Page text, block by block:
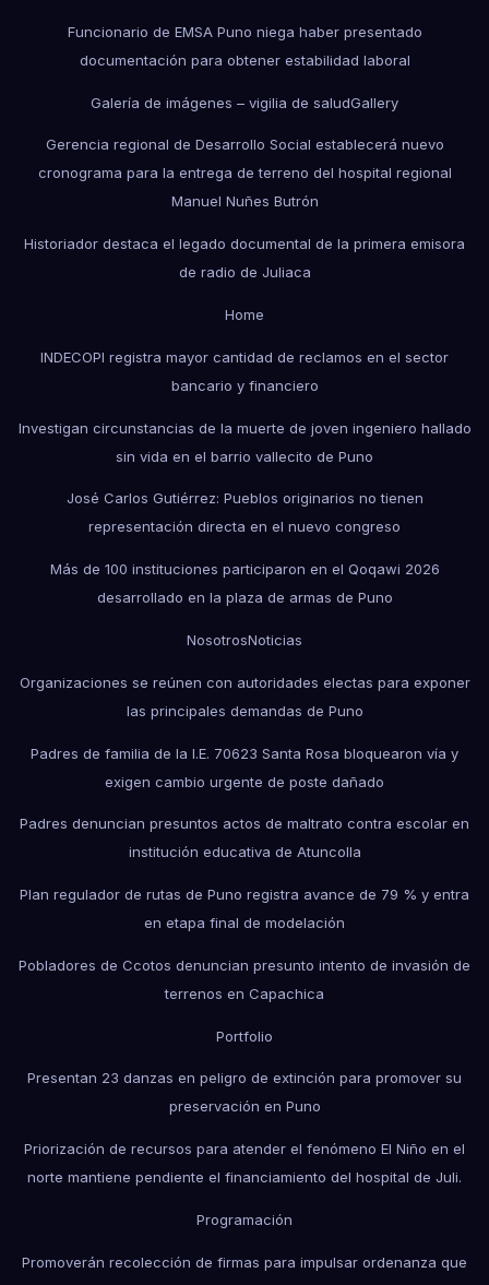
Funcionario de EMSA Puno niega haber presentado
documentación para obtener estabilidad laboral
Galería de imágenes – vigilia de saludGallery
Gerencia regional de Desarrollo Social establecerá nuevo
cronograma para la entrega de terreno del hospital regional
Manuel Nuñes Butrón
Historiador destaca el legado documental de la primera emisora
de radio de Juliaca
Home
INDECOPI registra mayor cantidad de reclamos en el sector
bancario y financiero
Investigan circunstancias de la muerte de joven ingeniero hallado
sin vida en el barrio vallecito de Puno
José Carlos Gutiérrez: Pueblos originarios no tienen
representación directa en el nuevo congreso
Más de 100 instituciones participaron en el Qoqawi 2026
desarrollado en la plaza de armas de Puno
NosotrosNoticias
Organizaciones se reúnen con autoridades electas para exponer
las principales demandas de Puno
Padres de familia de la I.E. 70623 Santa Rosa bloquearon vía y
exigen cambio urgente de poste dañado
Padres denuncian presuntos actos de maltrato contra escolar en
institución educativa de Atuncolla
Plan regulador de rutas de Puno registra avance de 79 % y entra
en etapa final de modelación
Pobladores de Ccotos denuncian presunto intento de invasión de
terrenos en Capachica
Portfolio
Presentan 23 danzas en peligro de extinción para promover su
preservación en Puno
Priorización de recursos para atender el fenómeno El Niño en el
norte mantiene pendiente el financiamiento del hospital de Juli.
Programación
Promoverán recolección de firmas para impulsar ordenanza que